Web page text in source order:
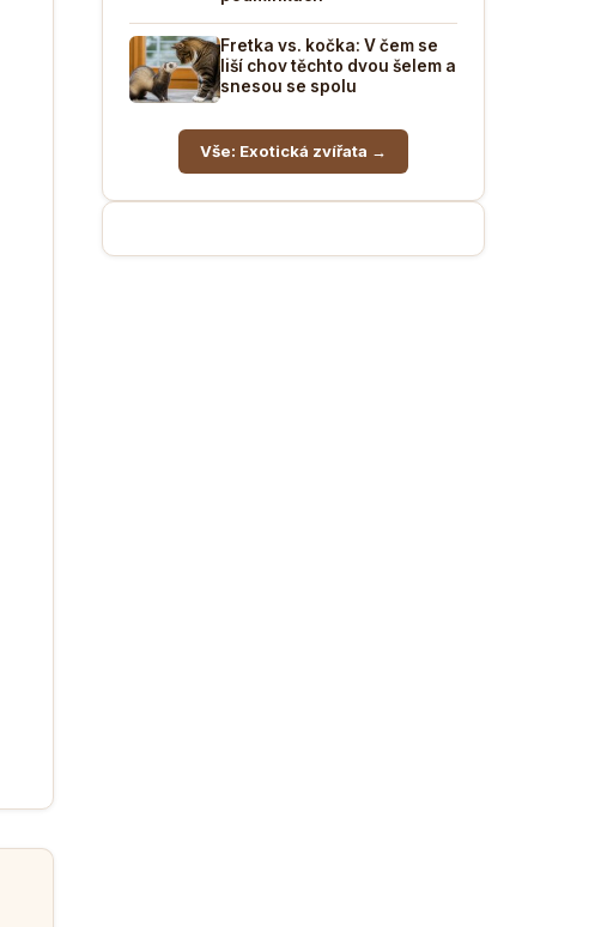
Fretka vs. kočka: V čem se
liší chov těchto dvou šelem a
snesou se spolu
Vše: Exotická zvířata →